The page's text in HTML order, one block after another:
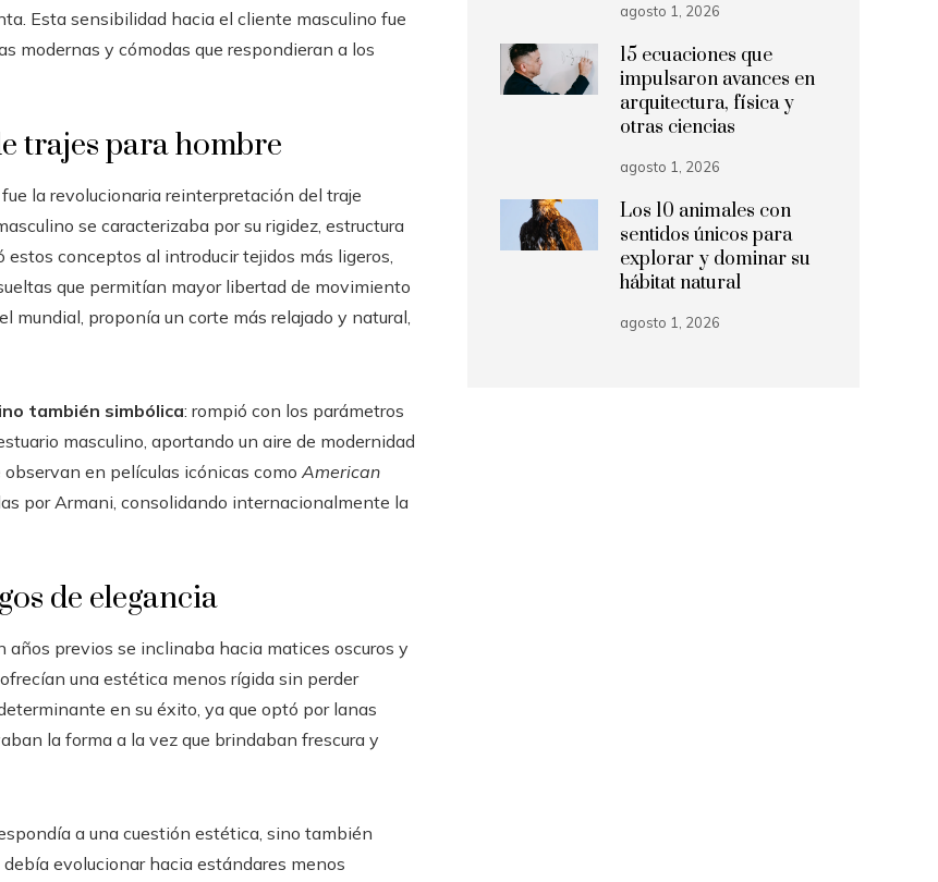
Esta sensibilidad hacia el cliente masculino fue
modernas y cómodas que respondieran a los
trajes para hombre
la revolucionaria reinterpretación del traje
se caracterizaba por su rigidez, estructura
conceptos al introducir tejidos más ligeros,
que permitían mayor libertad de movimiento
mundial, proponía un corte más relajado y natural,
también simbólica: rompió con los parámetros
masculino, aportando un aire de modernidad
en películas icónicas como American
por Armani, consolidando internacionalmente la
de elegancia
previos se inclinaba hacia matices oscuros y
una estética menos rígida sin perder
en su éxito, ya que optó por lanas
la forma a la vez que brindaban frescura y
a una cuestión estética, sino también
evolucionar hacia estándares menos
agosto 1, 2026
15 ecuaciones que
impulsaron avances en
arquitectura, física y
otras ciencias
agosto 1, 2026
Los 10 animales con
sentidos únicos para
explorar y dominar su
hábitat natural
agosto 1, 2026